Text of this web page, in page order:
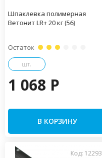
Шпаклевка полимерная
Ветонит LR+ 20 кг (56)
Остаток
шт.
1 068 P
В КОРЗИНУ
Код: 12293